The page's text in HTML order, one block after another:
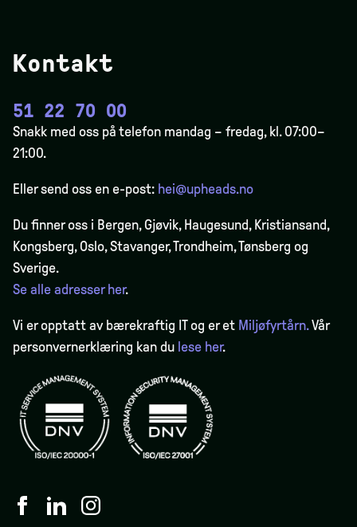
Kontakt
51 22 70 00
Snakk med oss på telefon mandag – fredag, kl. 07:00–
21:00.
Eller send oss en e-post: hei@upheads.no
Du finner oss i Bergen,Gjøvik, Haugesund, Kristiansand,
Kongsberg, Oslo, Stavanger, Trondheim, Tønsberg og
Sverige.
Se alle adresser her.
Vi er opptatt av bærekraftig IT og er et Miljøfyrtårn.Vår
personvernerklæring kan du lese her.